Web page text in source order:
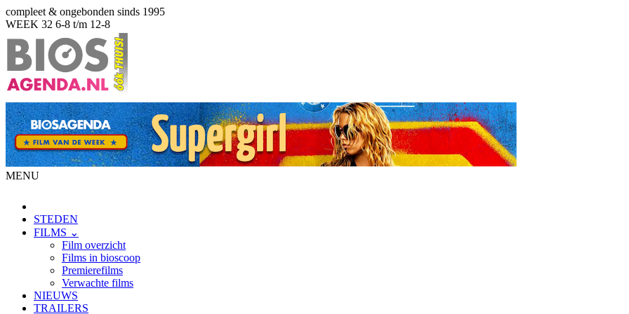
compleet & ongebonden sinds 1995
WEEK 32 6-8 t/m 12-8
MENU
STEDEN
FILMS ⌄
Film overzicht
Films in bioscoop
Premierefilms
Verwachte films
NIEUWS
TRAILERS